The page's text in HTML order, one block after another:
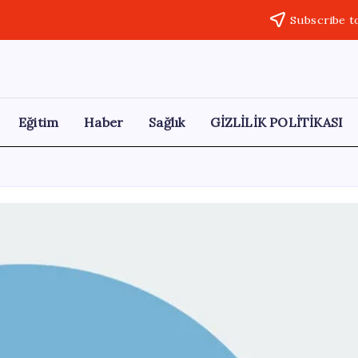
Subscribe
Eğitim Haber Sağlık GİZLİLİK POLİTİKASI